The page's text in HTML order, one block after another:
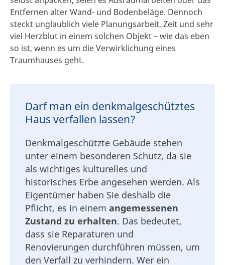
Entfernen alter Wand- und Bodenbeläge. Dennoch
steckt unglaublich viele Planungsarbeit, Zeit und sehr
viel Herzblut in einem solchen Objekt – wie das eben
so ist, wenn es um die Verwirklichung eines
Traumhauses geht.
Darf man ein denkmalgeschütztes
Haus verfallen lassen?
Denkmalgeschützte Gebäude stehen
unter einem besonderen Schutz, da sie
als wichtiges kulturelles und
historisches Erbe angesehen werden. Als
Eigentümer haben Sie deshalb die
Pflicht, es in einem angemessenen
Zustand zu erhalten. Das bedeutet,
dass sie Reparaturen und
Renovierungen durchführen müssen, um
den Verfall zu verhindern. Wer ein